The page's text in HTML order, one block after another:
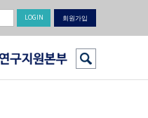
회원가입